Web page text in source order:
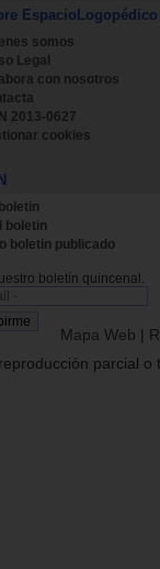
EspacioLogopédico
somos
Legal
con nosotros
2013-0627
cookies
boletin
boletin publicado
boletín quincenal.
Mapa Web |
parcial o